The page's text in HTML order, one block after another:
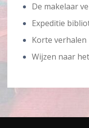
De makelaar
Expeditie
Korte verhalen
Wijzen naar